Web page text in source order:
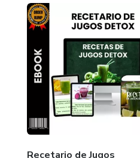
Recetario de Jugos